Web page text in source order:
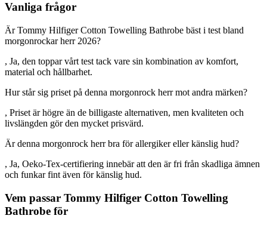
Vanliga frågor
Är Tommy Hilfiger Cotton Towelling Bathrobe bäst i test bland
morgonrockar herr 2026?
, Ja, den toppar vårt test tack vare sin kombination av komfort,
material och hållbarhet.
Hur står sig priset på denna morgonrock herr mot andra märken?
, Priset är högre än de billigaste alternativen, men kvaliteten och
livslängden gör den mycket prisvärd.
Är denna morgonrock herr bra för allergiker eller känslig hud?
, Ja, Oeko-Tex-certifiering innebär att den är fri från skadliga ämnen
och funkar fint även för känslig hud.
Vem passar Tommy Hilfiger Cotton Towelling
Bathrobe för